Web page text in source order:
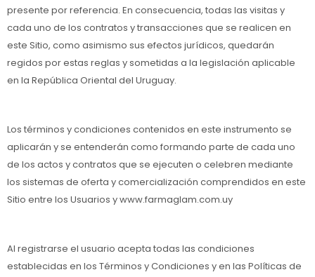
presente por referencia. En consecuencia, todas las visitas y
cada uno de los contratos y transacciones que se realicen en
este Sitio, como asimismo sus efectos jurídicos, quedarán
regidos por estas reglas y sometidas a la legislación aplicable
en la República Oriental del Uruguay.
Los términos y condiciones contenidos en este instrumento se
aplicarán y se entenderán como formando parte de cada uno
de los actos y contratos que se ejecuten o celebren mediante
los sistemas de oferta y comercialización comprendidos en este
Sitio entre los Usuarios y www.farmaglam.com.uy
Al registrarse el usuario acepta todas las condiciones
establecidas en los Términos y Condiciones y en las Políticas de